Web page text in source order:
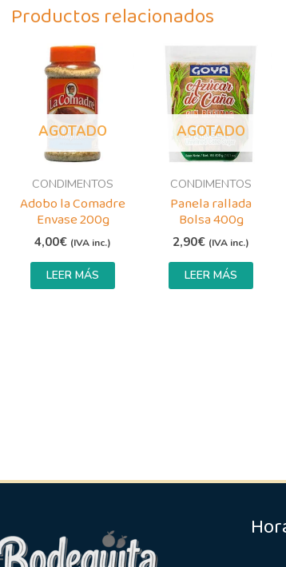
Productos relacionados
AGOTADO
CONDIMENTOS
Adobo la Comadre
Envase 200g
4,00€ (IVA inc.)
LEER MÁS
AGOTADO
CONDIMENTOS
Panela rallada
Bolsa 400g
2,90€ (IVA inc.)
LEER MÁS